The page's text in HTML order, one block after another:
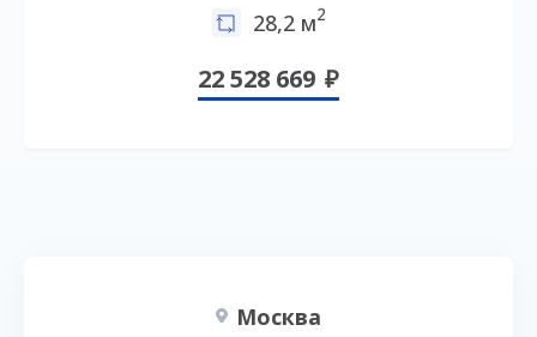
28,2 м2
22 528 669
Москва